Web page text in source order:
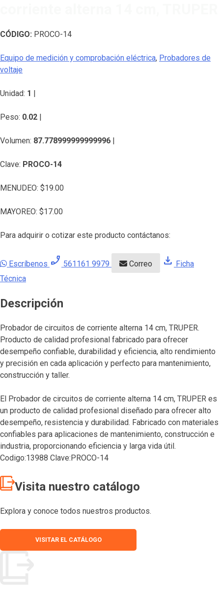
CÓDIGO: PROCO-14
Equipo de medición y comprobación eléctrica, Probadores de
voltaje
Unidad: 1 |
Peso: 0.02 |
Volumen: 87.778999999999996 |
Clave: PROCO-14
MENUDEO: $19.00
MAYOREO: $17.00
Para adquirir o cotizar este producto contáctanos:
Escríbenos phone_enabled 561161 9979 Correo download Ficha
Técnica
Descripción
Probador de circuitos de corriente alterna 14 cm, TRUPER.
Producto de calidad profesional fabricado para ofrecer
desempeño confiable, durabilidad y eficiencia, alto rendimiento
y precisión en cada aplicación y perfecto para mantenimiento,
construcción y taller.
El Probador de circuitos de corriente alterna 14 cm, TRUPER es
un producto de calidad profesional diseñado para ofrecer alto
desempeño, resistencia y durabilidad. Fabricado con materiales
confiables para aplicaciones de mantenimiento, construcción e
industria, proporcionando eficiencia y larga vida útil.
Codigo:13988 Clave:PROCO-14
Visita nuestro catálogo
Explora y conoce todos nuestros productos.
VISITAR EL CATÁLOGO